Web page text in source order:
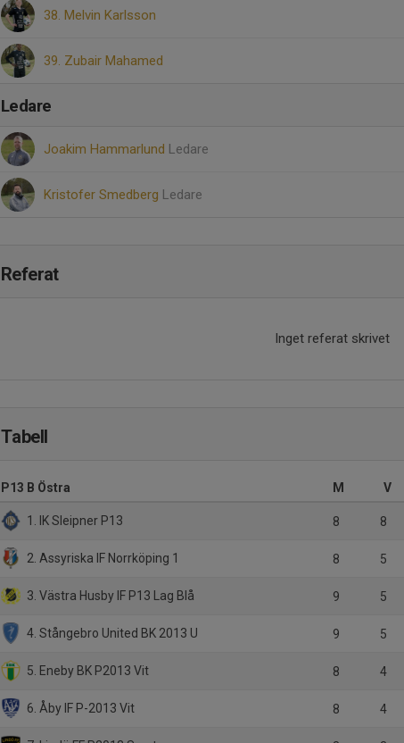
38. Melvin Karlsson
39. Zubair Mahamed
Ledare
Joakim Hammarlund Ledare
Kristofer Smedberg Ledare
Referat
Inget referat skrivet
Tabell
P13 B Östra M V
1. IK Sleipner P13 8 8
2. Assyriska IF Norrköping 1 8 5
3. Västra Husby IF P13 Lag Blå 9 5
4. Stångebro United BK 2013 U 9 5
5. Eneby BK P2013 Vit 8 4
6. Åby IF P-2013 Vit 8 4